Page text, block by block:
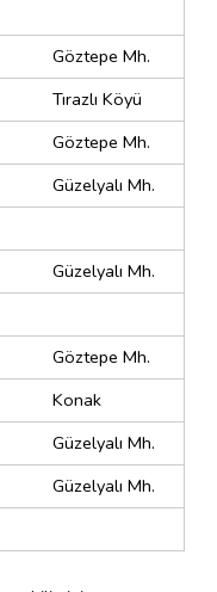
Göztepe Mh.
Tırazlı Köyü
Göztepe Mh.
Güzelyalı Mh.
Güzelyalı Mh.
Göztepe Mh.
Konak
Güzelyalı Mh.
Güzelyalı Mh.